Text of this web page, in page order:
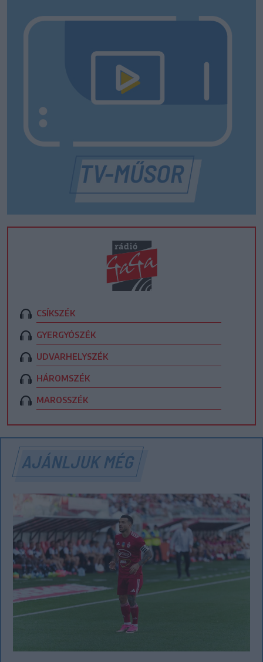
CSÍKSZÉK
GYERGYÓSZÉK
UDVARHELYSZÉK
HÁROMSZÉK
MAROSSZÉK
AJÁNLJUK MÉG